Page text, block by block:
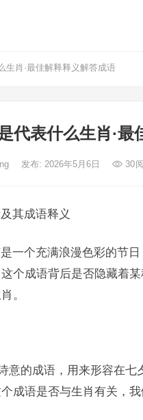
生肖·最佳解释释义解答成语
代表什么生肖·最
发布: 2026年5月6日 30
其成语释义
一个充满浪漫色彩的节
个成语背后是否隐藏着
。
意的成语，用来形容在
成语是否与生肖有关，我